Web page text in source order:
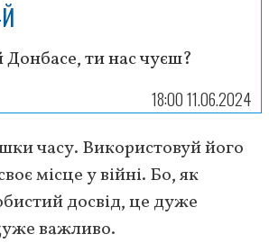
ти нас чуєш?
18:00 11.06.2024
часу. Використовуй його
місце у війні. Бо, як
досвід, це дуже
важливо.